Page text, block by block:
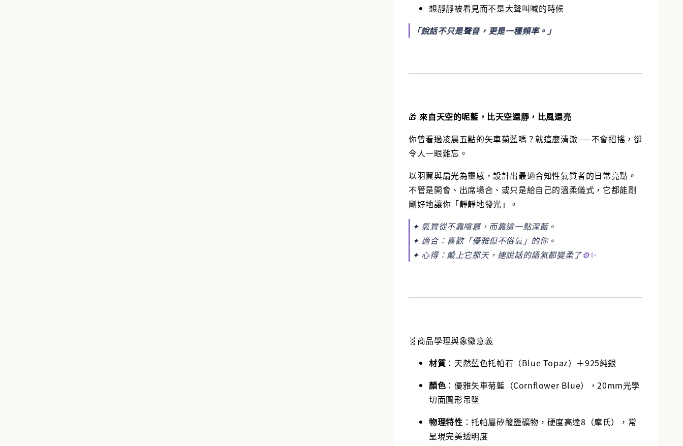
想靜靜被看見而不是大聲叫喊的時候
「說話不只是聲音，更是一種頻率。」
🎁來自天空的呢藍， 比天空還靜，比風還亮
你曾看過凌晨五點的矢車菊藍嗎？就這麼清澈——不會招搖，卻
令人一眼難忘。
以羽翼與扇光為靈感，設計出最適合知性氣質者的日常亮點。
不管是開會、出席場合、或只是給自己的溫柔儀式，它都能剛
剛好地讓你「靜靜地發光」。
✦ 氣質從不靠喧囂，而靠這一點深藍。
✦ 適合：喜歡「優雅但不俗氣」的你。
✦ 心得：戴上它那天，連說話的語氣都變柔了⚙️✨
🧬商品學理與象徵意義
材質 ：天然藍色托帕石（Blue Topaz）＋925純銀
顏色 ：優雅矢車菊藍（Cornflower Blue），20mm光學
切面圓形吊墜
物理特性 ：托帕屬矽酸鹽礦物，硬度高達8（摩氏），常
呈現完美透明度